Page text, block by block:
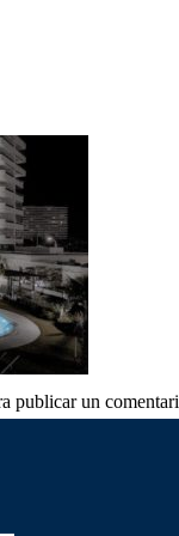
publicar un